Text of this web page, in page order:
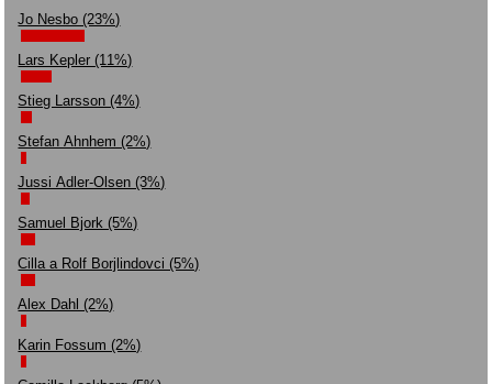
Jo Nesbo (23%)
Lars Kepler (11%)
Stieg Larsson (4%)
Stefan Ahnhem (2%)
Jussi Adler-Olsen (3%)
Samuel Bjork (5%)
Cilla a Rolf Borjlindovci (5%)
Alex Dahl (2%)
Karin Fossum (2%)